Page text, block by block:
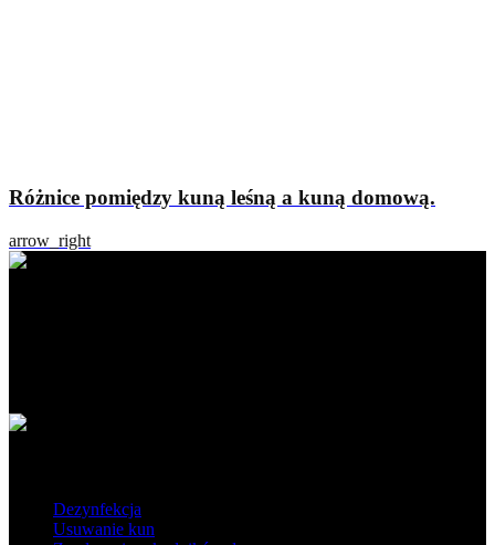
Różnice pomiędzy kuną leśną a kuną domową.
arrow_right
Dezynfekcja
Usuwanie kun